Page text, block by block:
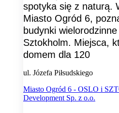
spotyka się z naturą.
Miasto Ogród 6,
budynki
Sztokholm. Miejsca,
domem dla 120
ul. Józefa Piłsudskiego
Miasto Ogród 6 - OSLO i
Development Sp. z o.o.